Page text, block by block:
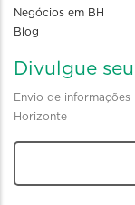
Negócios em BH
Blog
Divulgue
Envio de
Horizonte